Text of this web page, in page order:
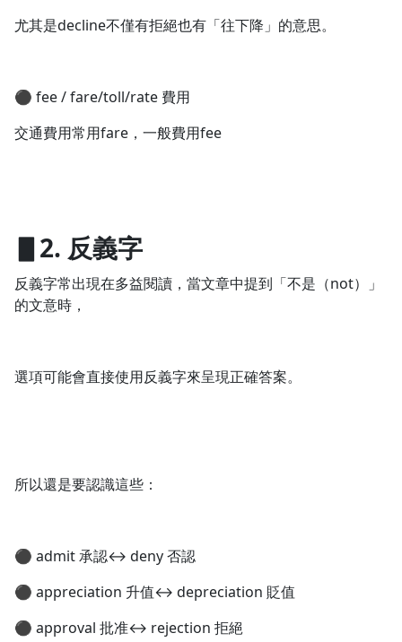
尤其是decline不僅有拒絕也有「往下降」的意思。
⚫ fee / fare/toll/rate 費用
交通費用常用fare，一般費用fee
▋2. 反義字
反義字常出現在多益閱讀，當文章中提到「不是（not）」
的文意時，
選項可能會直接使用反義字來呈現正確答案。
所以還是要認識這些：
⚫ admit 承認↔ deny 否認
⚫ appreciation 升值↔ depreciation 貶值
⚫ approval 批准↔ rejection 拒絕